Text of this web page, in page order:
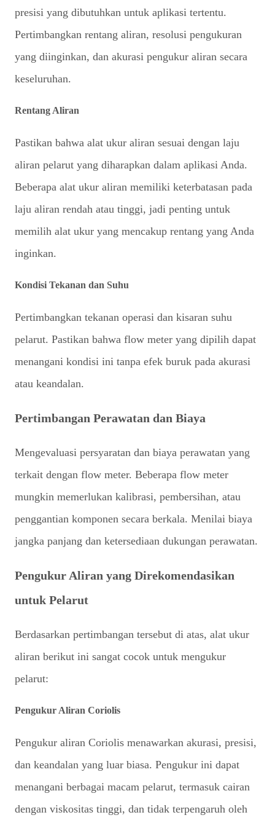
presisi yang dibutuhkan untuk aplikasi tertentu.
Pertimbangkan rentang aliran, resolusi pengukuran
yang diinginkan, dan akurasi pengukur aliran secara
keseluruhan.
Rentang Aliran
Pastikan bahwa alat ukur aliran sesuai dengan laju
aliran pelarut yang diharapkan dalam aplikasi Anda.
Beberapa alat ukur aliran memiliki keterbatasan pada
laju aliran rendah atau tinggi, jadi penting untuk
memilih alat ukur yang mencakup rentang yang Anda
inginkan.
Kondisi Tekanan dan Suhu
Pertimbangkan tekanan operasi dan kisaran suhu
pelarut. Pastikan bahwa flow meter yang dipilih dapat
menangani kondisi ini tanpa efek buruk pada akurasi
atau keandalan.
Pertimbangan Perawatan dan Biaya
Mengevaluasi persyaratan dan biaya perawatan yang
terkait dengan flow meter. Beberapa flow meter
mungkin memerlukan kalibrasi, pembersihan, atau
penggantian komponen secara berkala. Menilai biaya
jangka panjang dan ketersediaan dukungan perawatan.
Pengukur Aliran yang Direkomendasikan
untuk Pelarut
Berdasarkan pertimbangan tersebut di atas, alat ukur
aliran berikut ini sangat cocok untuk mengukur
pelarut:
Pengukur Aliran Coriolis
Pengukur aliran Coriolis menawarkan akurasi, presisi,
dan keandalan yang luar biasa. Pengukur ini dapat
menangani berbagai macam pelarut, termasuk cairan
dengan viskositas tinggi, dan tidak terpengaruh oleh